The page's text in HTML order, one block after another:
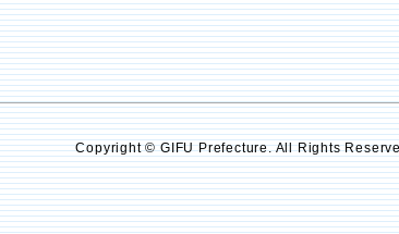
Copyright © GIFU Prefecture. All Rights